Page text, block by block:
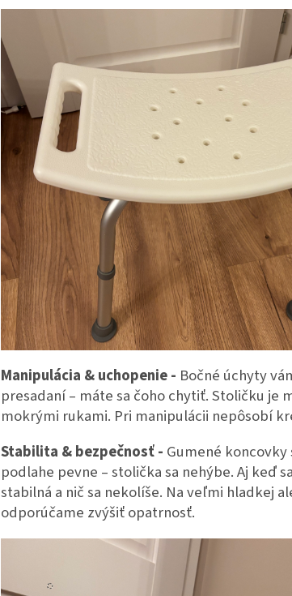
Manipulácia & uchopenie - Bočné úchyty
presadaní – máte sa čoho chytiť. Stoličku je
mokrými rukami. Pri manipulácii nepôsobí
Stabilita & bezpečnosť - Gumené
podlahe pevne – stolička sa nehýbe. Aj keď
stabilná a nič sa nekolíše. Na veľmi hladkej
odporúčame zvýšiť opatrnosť.